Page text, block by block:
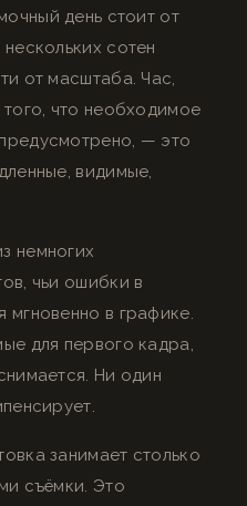
день стоит от
сотен
от масштаба. Час,
что необходимое
— это
видимые,
немногих
чьи ошибки в
мгновенно в графике.
для первого кадра,
Ни один
занимает столько
съёмки. Это